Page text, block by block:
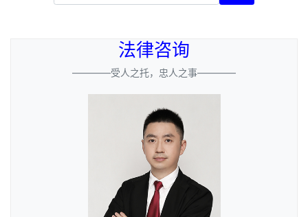
法律咨询
————受人之托，忠人之事————